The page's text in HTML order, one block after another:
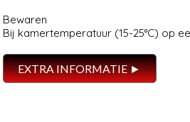
Bewaren
Bij kamertemperatuur (15-25°C) op
EXTRA INFORMATIE ►